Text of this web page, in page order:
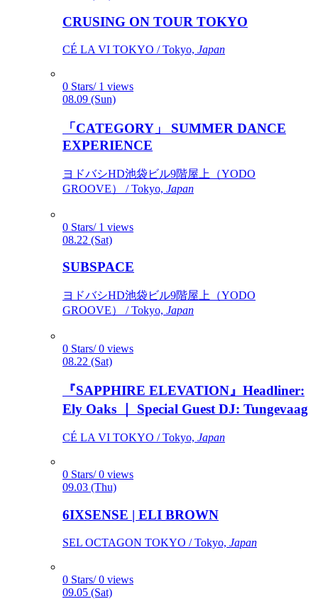
CRUSING ON TOUR TOKYO
CÉ LA VI TOKYO / Tokyo, Japan
0 Stars/ 1 views
08.09 (Sun)
「CATEGORY」 SUMMER DANCE
EXPERIENCE
ヨドバシHD池袋ビル9階屋上（YODO
GROOVE） / Tokyo, Japan
0 Stars/ 1 views
08.22 (Sat)
SUBSPACE
ヨドバシHD池袋ビル9階屋上（YODO
GROOVE） / Tokyo, Japan
0 Stars/ 0 views
08.22 (Sat)
『SAPPHIRE ELEVATION』Headliner:
Ely Oaks ｜ Special Guest DJ: Tungevaag
CÉ LA VI TOKYO / Tokyo, Japan
0 Stars/ 0 views
09.03 (Thu)
6IXSENSE | ELI BROWN
SEL OCTAGON TOKYO / Tokyo, Japan
0 Stars/ 0 views
09.05 (Sat)